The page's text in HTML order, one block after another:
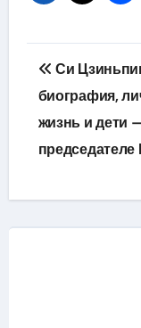
по
Си
биография,
жизнь и дети
председателе